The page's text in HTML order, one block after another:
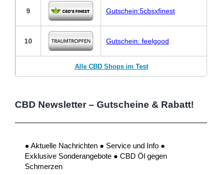
9 Gutschein:5cbsxfinest
10 Gutschein: feelgood
Alle CBD Shops im Test
CBD Newsletter – Gutscheine & Rabatt!
● Aktuelle Nachrichten ● Service und Info ●
Exklusive Sonderangebote ● CBD Öl gegen
Schmerzen